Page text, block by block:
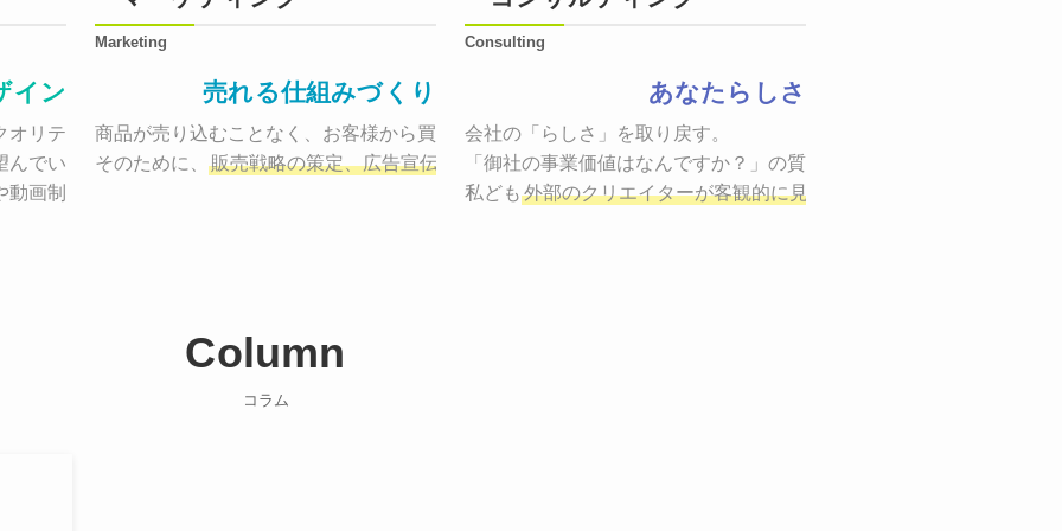
イン
オリティーで作り納品する。
でいた、デザインのゴールでしょうか。
画制作まで
お客様のサービスを適した場所へ届けるために、適切な方法を企画しご提案いたします。
Marketing
売れる仕組みづくり
商品が売り込むことなく、お客様から買いたくなる状態をつくるために、適した場所へ適切なターゲットに向け
そのために、
販売戦略の策定、広告宣伝に効果検証までの一連のプロセスを考え実行・検証・修正
Consulting
あなたらしさ
会社の「らしさ」を取り戻す。
「御社の事業価値はなんですか？」の質問に答えることはできるでし
私ども 外部のクリエイターが客観的に見ながら最終的な絵を描き、
Column
コラム